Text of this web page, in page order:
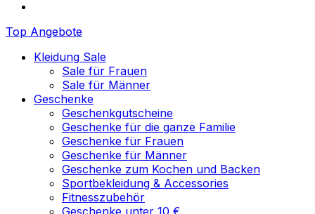
Top Angebote
Kleidung Sale
Sale für Frauen
Sale für Männer
Geschenke
Geschenkgutscheine
Geschenke für die ganze Familie
Geschenke für Frauen
Geschenke für Männer
Geschenke zum Kochen und Backen
Sportbekleidung & Accessories
Fitnesszubehör
Geschenke unter 10 €